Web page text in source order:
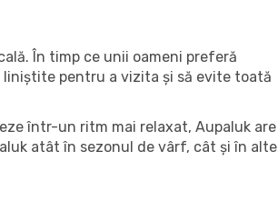
În timp ce unii oameni preferă
liniștite pentru a vizita și să evite toată
într-un ritm mai relaxat, Aupaluk are
atât în ​​sezonul de vârf, cât și în alte